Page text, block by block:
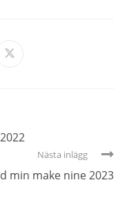
Nästa inlägg
min make nine 2023